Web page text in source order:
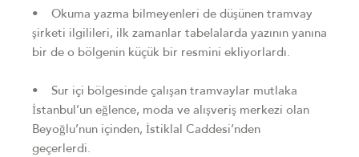
• Okuma yazma bilmeyenleri de düşünen tramvay
şirketi ilgilileri, ilk zamanlar tabelalarda yazının yanına
bir de o bölgenin küçük bir resmini ekliyorlardı.
• Sur içi bölgesinde çalışan tramvaylar mutlaka
İstanbul’un eğlence, moda ve alışveriş merkezi olan
Beyoğlu’nun içinden, İstiklal Caddesi’nden
geçerlerdi.